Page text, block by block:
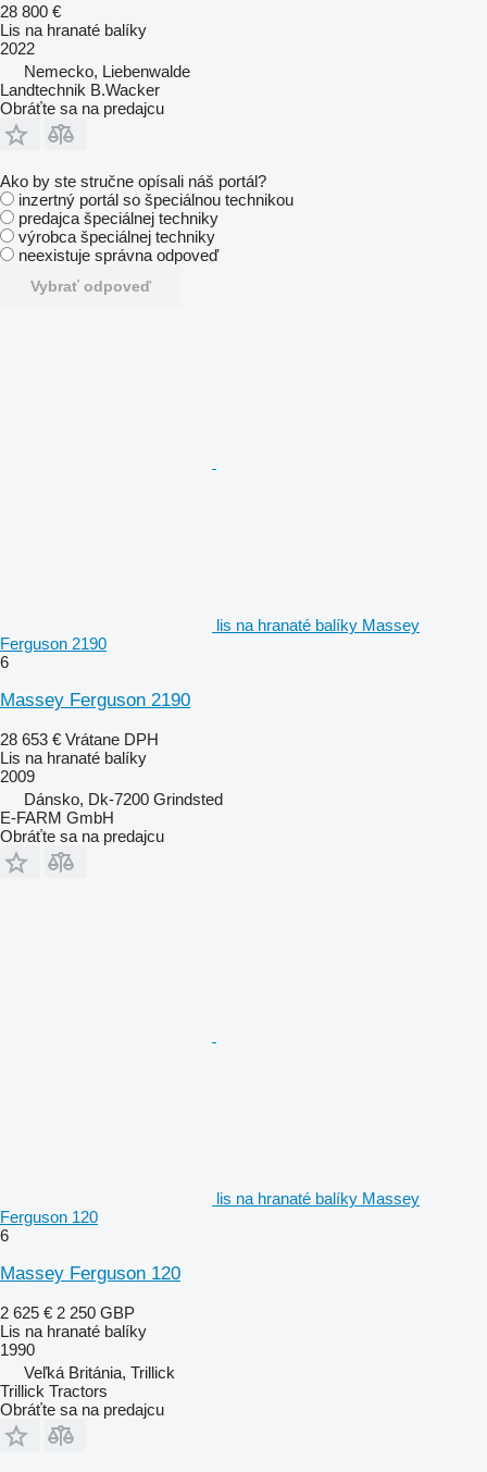
28 800 €
Lis na hranaté balíky
2022
Nemecko, Liebenwalde
Landtechnik B.Wacker
Obráťte sa na predajcu
Ako by ste stručne opísali náš portál?
inzertný portál so špeciálnou technikou
predajca špeciálnej techniky
výrobca špeciálnej techniky
neexistuje správna odpoveď
Vybrať odpoveď
lis na hranaté balíky Massey
Ferguson 2190
6
Massey Ferguson 2190
28 653 € Vrátane DPH
Lis na hranaté balíky
2009
Dánsko, Dk-7200 Grindsted
E-FARM GmbH
Obráťte sa na predajcu
lis na hranaté balíky Massey
Ferguson 120
6
Massey Ferguson 120
2 625 € 2 250 GBP
Lis na hranaté balíky
1990
Veľká Británia, Trillick
Trillick Tractors
Obráťte sa na predajcu